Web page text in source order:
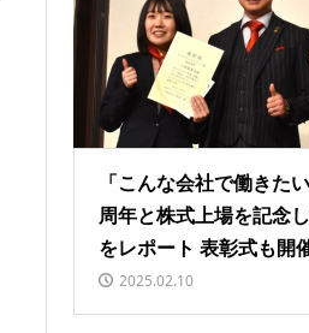
「こんな会社で働きた
周年と株式上場を記念
をレポート 表彰式も開
2025.02.10